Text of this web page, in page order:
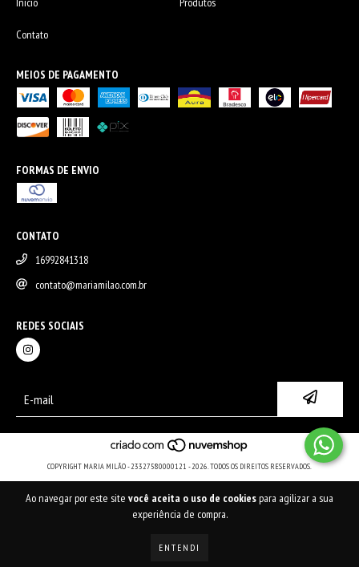
Ao navegar por este site você aceita o uso de cookiespara agilizar a sua
experiência de compra.
ENTENDI
Contato
MEIOS DE PAGAMENTO
FORMAS DE ENVIO
CONTATO
16992841318
contato@mariamilao.com.br
REDES SOCIAIS
COPYRIGHT MARIA MILÃO - 23327580000121 - 2026. TODOS OS DIREITOS RESERVADOS.